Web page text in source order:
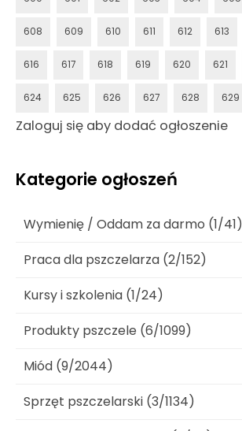
608 609 610 611 612 613
616 617 618 619 620 621
624 625 626 627 628 629
Zaloguj się aby dodać ogłoszenie
Kategorie ogłoszeń
Wymienię / Oddam za darmo (1/41)
Praca dla pszczelarza (2/152)
Kursy i szkolenia (1/24)
Produkty pszczele (6/1099)
Miód (9/2044)
Sprzęt pszczelarski (3/1134)